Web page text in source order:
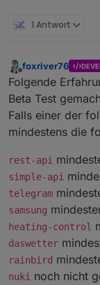
1 Antwort
Offline
foxriver76
Folgende
Beta Test
Falls einer der
mindestens die
rest-api
simple-api
telegram
samsung
heating-control
daswetter
rainbird
nuki noch nicht